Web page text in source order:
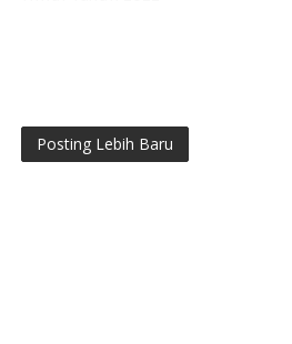
Posting Lebih Baru